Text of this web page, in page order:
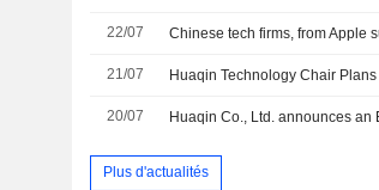
22/07
21/07 Huaqin Technology Chair
20/07
Plus d'actualités